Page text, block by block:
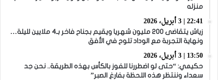
منزله
22:41 | 3 أبريل، 2026
زياش يتقاضى 200 مليون شهريا ويقيم بجناح فاخر بـ4 ملايين لليلة…
ونهاية التجربة مع الوداد تلوح في الأفق
13:50 | 3 أبريل، 2026
حكيمي: “حتى لو اضطررنا للفوز بالكأس بهذه الطريقة.. نحن جد
سعداء وننتظر هذه اللحظة بفارغ الصبر”